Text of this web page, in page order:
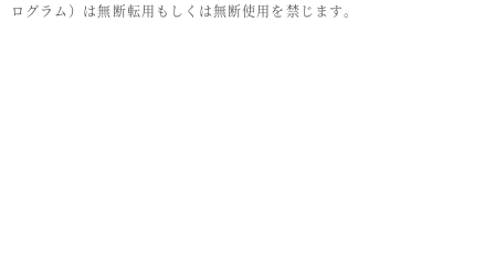
ログラム）は無断転用もしくは無断使用を禁じます。